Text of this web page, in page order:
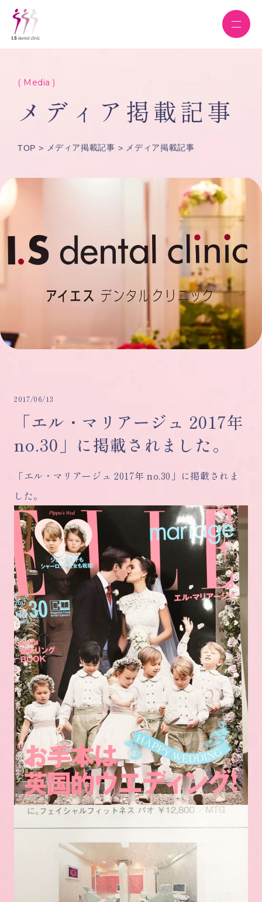
( Media )
メディア掲載記事
TOP メディア掲載記事 メディア掲載記事
2017/06/13
「エル・マリアージュ 2017年
no.30」に掲載されました。
「エル・マリアージュ 2017年 no.30」に掲載されま
した。